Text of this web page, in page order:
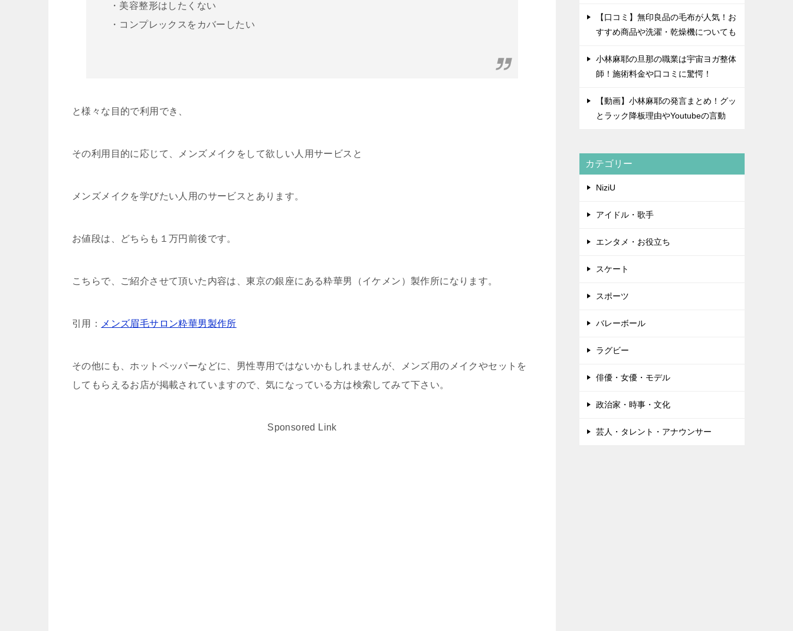
・美容整形はしたくない
・コンプレックスをカバーしたい
と様々な目的で利用でき、
その利用目的に応じて、メンズメイクをして欲しい人用サービスと
メンズメイクを学びたい人用のサービスとあります。
お値段は、どちらも１万円前後です。
こちらで、ご紹介させて頂いた内容は、東京の銀座にある粋華男（イケメン）製作所になります。
引用： メンズ眉毛サロン粋華男製作所
その他にも、ホットペッパーなどに、男性専用ではないかもしれませんが、メンズ用のメイクやセットを
してもらえるお店が掲載されていますので、気になっている方は検索してみて下さい。
Sponsored Link
【口コミ】無印良品の毛布が人気！お
すすめ商品や洗濯・乾燥機についても
小林麻耶の旦那の職業は宇宙ヨガ整体
師！施術料金や口コミに驚愕！
【動画】小林麻耶の発言まとめ！グッ
とラック降板理由やYoutubeの言動
カテゴリー
NiziU
アイドル・歌手
エンタメ・お役立ち
スケート
スポーツ
バレーボール
ラグビー
俳優・女優・モデル
政治家・時事・文化
芸人・タレント・アナウンサー